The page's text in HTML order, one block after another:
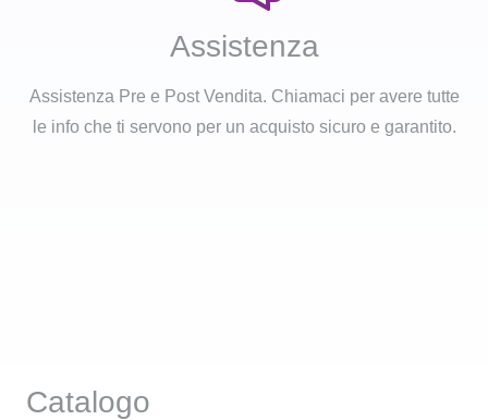
Assistenza
Assistenza Pre e Post Vendita. Chiamaci per avere tutte
le info che ti servono per un acquisto sicuro e garantito.
Catalogo